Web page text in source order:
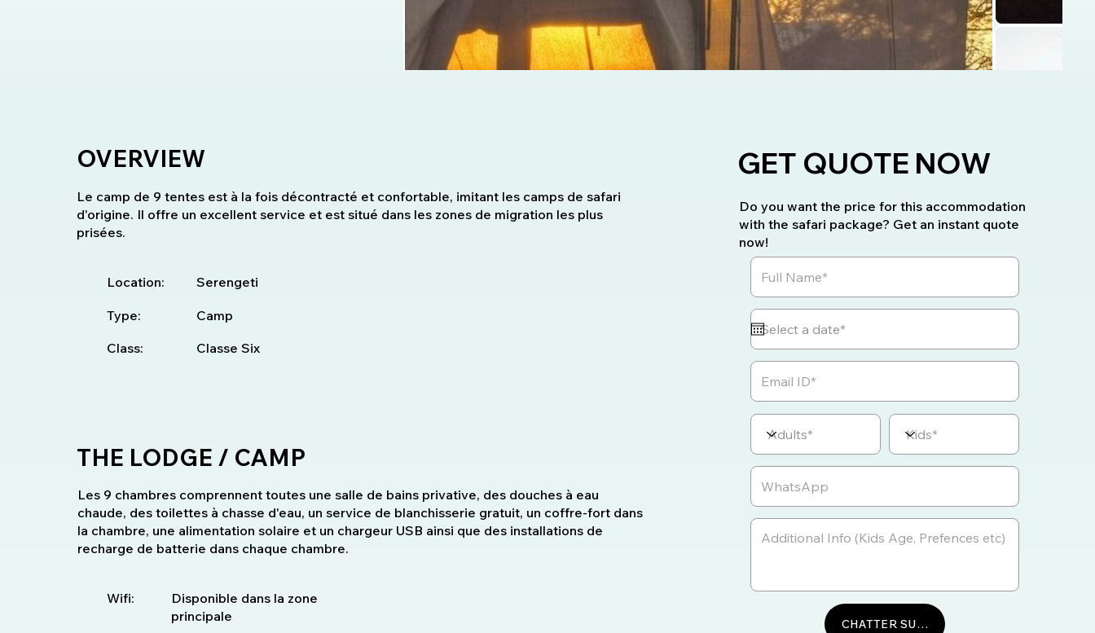
OVERVIEW
Le camp de 9 tentes est à la fois décontracté et confortable, imitant les camps de safari
d'origine. Il offre un excellent service et est situé dans les zones de migration les plus
prisées.
Location: Serengeti
Type: Camp
Class: Classe Six
THE LODGE / CAMP
Les 9 chambres comprennent toutes une salle de bains privative, des douches à eau
chaude, des toilettes à chasse d'eau, un service de blanchisserie gratuit, un coffre-fort dans
la chambre, une alimentation solaire et un chargeur USB ainsi que des installations de
recharge de batterie dans chaque chambre.
Wifi:
Disponible dans la zone
principale
GET QUOTE NOW
Do you want the price for this accommodation
with the safari package? Get an instant quote
now!
CHATTER SUR WHATSAPP